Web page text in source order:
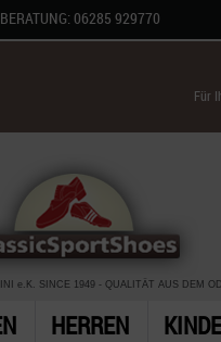
06285 929770
Für
e.K. SINCE 1949 - QUALITÄT AUS DEM
HERREN